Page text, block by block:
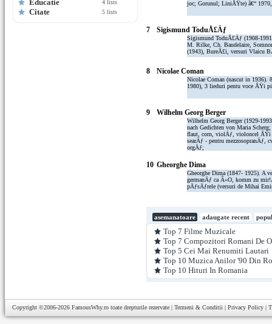
Educatie 4 lists
Citate 5 lists
joc; Gorunul; LiniÅŸte) â€“
7 Sigismund ToduÅ£Äƒ
Sigismund ToduÅ£Äƒ (1908-
M. Rilke, Ch. Baudelaire,
(1943), BureÅ£i, versuri Vlaicu
8 Nicolae Coman
Nicolae Coman (nascut in 1936).
1980), 3 lieduri pentu voce ÅŸi
9 Wilhelm Georg Berger
Wilhelm Georg Berger (1929-
nach Gedichten von Maria
flaut, corn, violÄƒ, violoncel ÅŸi
searÄƒ - pentru mezzosopranÄƒ,
orgÄƒ;
10 Gheorghe Dima
Gheorghe Dima (1847- 1925). A
germanÄƒ ca Â«O, komm zu
pÄƒsÄƒrele (versuri de Mihai
asemanatoare adaugate recent
Top 7 Filme Muzicale
Top 7 Compozitori Romani De
Top 5 Cei Mai Renumiti Lautari
Top 10 Muzica Anilor '90 Din
Top 10 Hituri In Romania
Copyright ©2006-2026 FamousWhy.ro toate drepturile rezervate | Termeni & Conditii | Privacy Policy |